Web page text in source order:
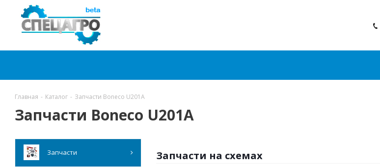
Главная - Каталог - Запчасти Boneco U201A
Запчасти Boneco U201A
Запчасти на схемах
Запчасти